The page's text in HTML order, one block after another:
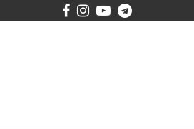
Facebook
Instagram
YoutubeTelegram